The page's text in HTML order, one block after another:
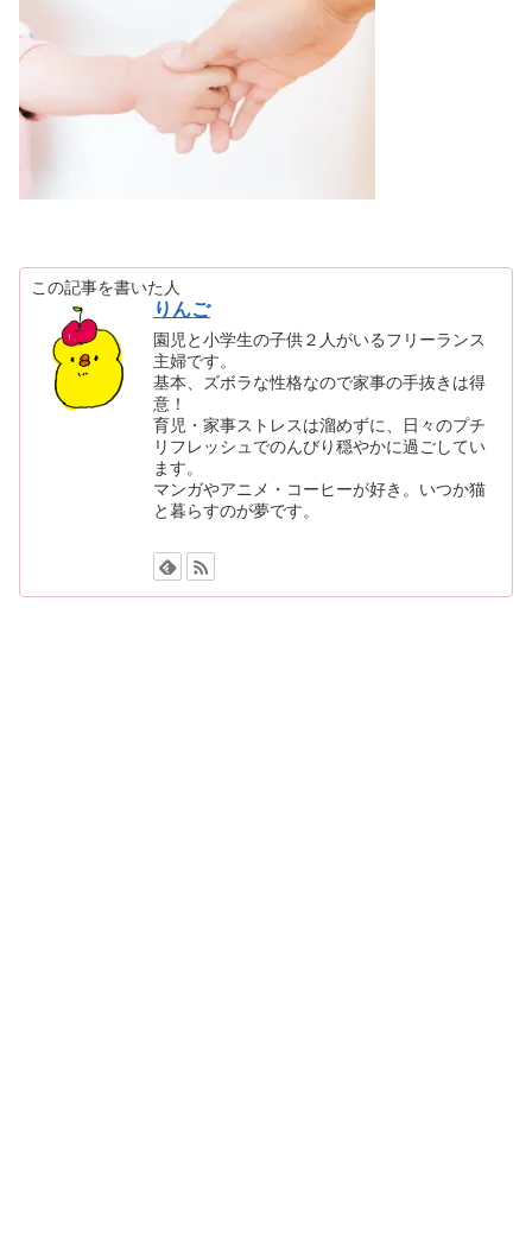
この記事を書いた人
りんご
園児と小学生の子供２人がいるフリーランス
主婦です。
基本、ズボラな性格なので家事の手抜きは得
意！
育児・家事ストレスは溜めずに、日々のプチ
リフレッシュでのんびり穏やかに過ごしてい
ます。
マンガやアニメ・コーヒーが好き。いつか猫
と暮らすのが夢です。